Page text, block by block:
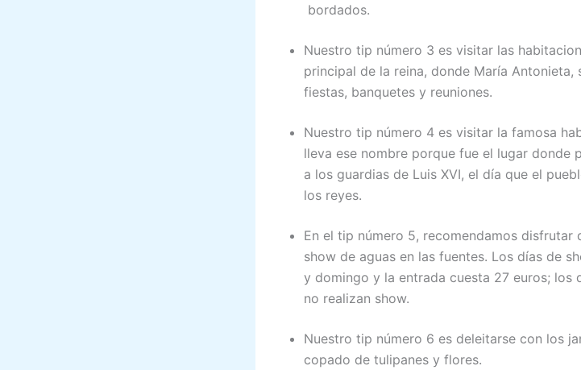
bordados.
Nuestro tip número 3 es visitar las
principal de la reina, donde María Antonieta,
fiestas, banquetes y reuniones.
Nuestro tip número 4 es visitar la famosa
lleva ese nombre porque fue el lugar donde
a los guardias de Luis XVI, el día que el
los reyes.
En el tip número 5, recomendamos
show de aguas en las fuentes. Los días de
y domingo y la entrada cuesta 27 euros; los
no realizan show.
Nuestro tip número 6 es deleitarse con los
copado de tulipanes y flores.